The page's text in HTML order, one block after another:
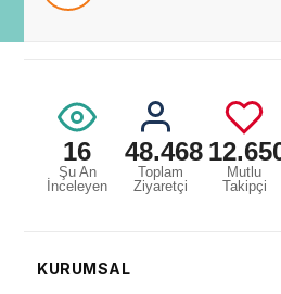
16
Şu An
İnceleyen
48.468
Toplam
Ziyaretçi
Mutlu
Takipçi
KURUMSAL